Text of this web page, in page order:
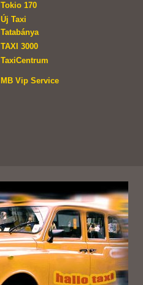
Tokio 170
Új Taxi
Tatabánya
TAXI 3000
TaxiCentrum
MB Vip Service